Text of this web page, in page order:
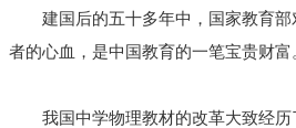
建国后的五十多年中，国家教育
者的心血，是中国教育的一笔宝贵财
我国中学物理教材的改革大致经历